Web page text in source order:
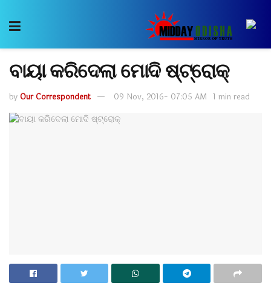
ବାୟା କରିଦେଲା ମୋଦି ଷ୍ଟ୍ରୋକ୍
by Our Correspondent 09 Nov, 2016- 07:05 AM 1 min read